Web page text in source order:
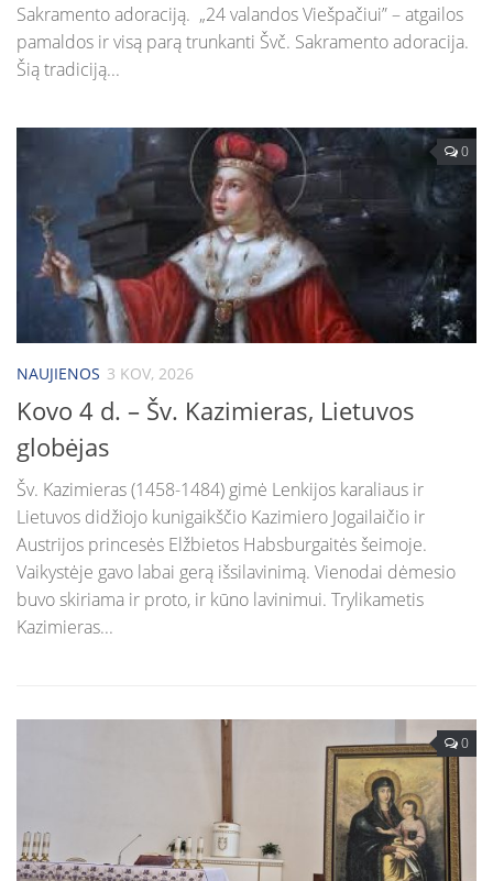
Sakramento adoraciją. „24 valandos Viešpačiui” – atgailos
pamaldos ir visą parą trunkanti Švč. Sakramento adoracija.
Šią tradiciją...
0
NAUJIENOS 3 KOV, 2026
Kovo 4 d. – Šv. Kazimieras, Lietuvos
globėjas
Šv. Kazimieras (1458-1484) gimė Lenkijos karaliaus ir
Lietuvos didžiojo kunigaikščio Kazimiero Jogailaičio ir
Austrijos princesės Elžbietos Habsburgaitės šeimoje.
Vaikystėje gavo labai gerą išsilavinimą. Vienodai dėmesio
buvo skiriama ir proto, ir kūno lavinimui. Trylikametis
Kazimieras...
0